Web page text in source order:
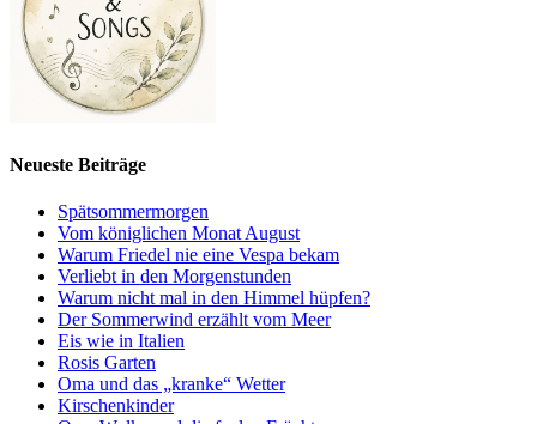
Neueste Beiträge
Spätsommermorgen
Vom königlichen Monat August
Warum Friedel nie eine Vespa bekam
Verliebt in den Morgenstunden
Warum nicht mal in den Himmel hüpfen?
Der Sommerwind erzählt vom Meer
Eis wie in Italien
Rosis Garten
Oma und das „kranke“ Wetter
Kirschenkinder